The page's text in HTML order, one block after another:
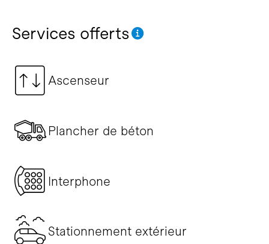
Services offerts
Ascenseur
Plancher de béton
Interphone
Stationnement extérieur